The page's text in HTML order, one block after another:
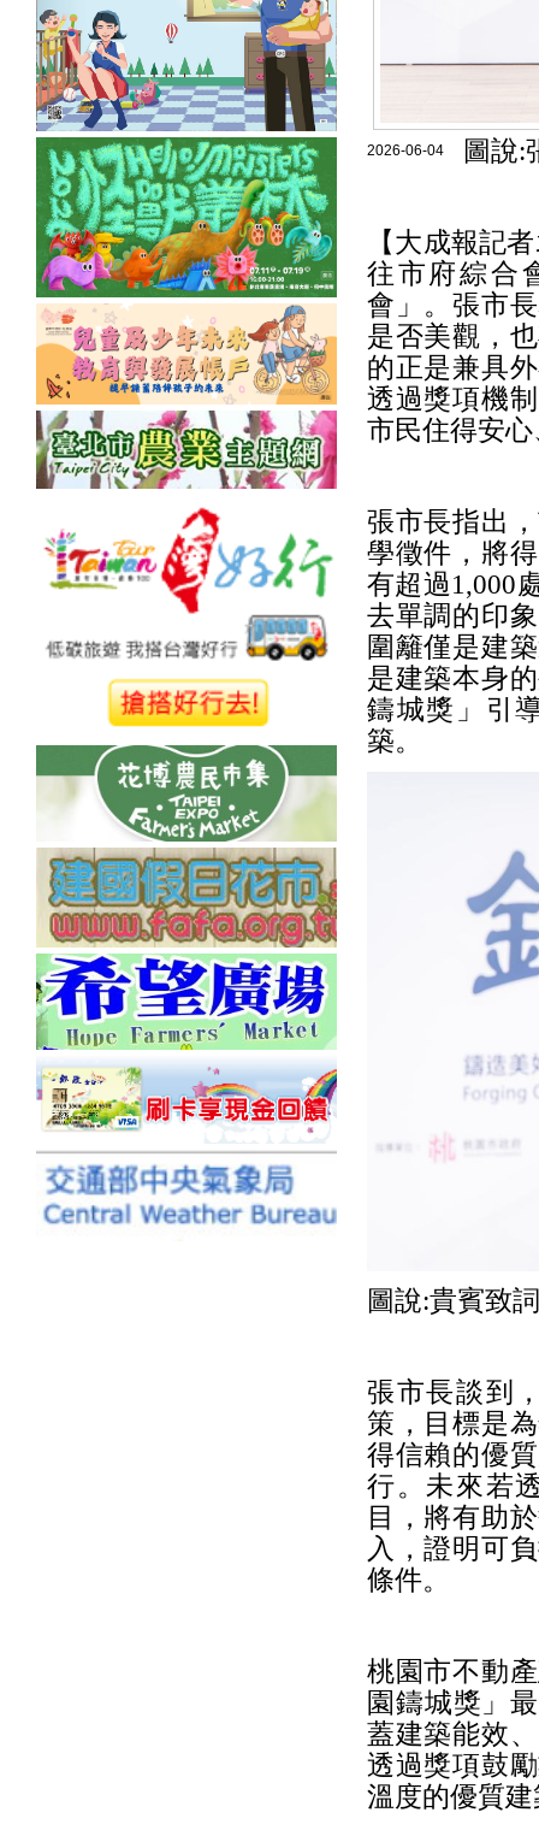
2026-06-04 圖說:
【大成報記
往市府綜合
會」。張市
是否美觀，
的正是兼具
透過獎項機
市民住得安
張市長指出
學徵件，將
有超過1,000
去單調的印
圍籬僅是建
是建築本身
鑄城獎」引
築。
圖說:貴賓致
張市長談到
策，目標是
得信賴的優
行。未來若
目，將有助
入，證明可
條件。
桃園市不動
園鑄城獎」
蓋建築能效
透過獎項鼓
溫度的優質